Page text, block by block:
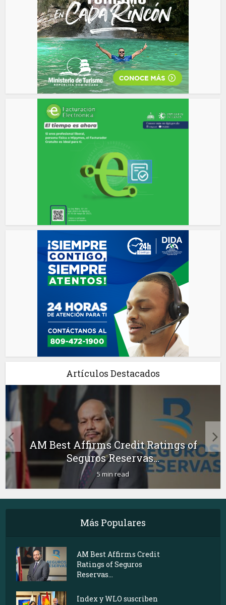
Artículos Destacados
AM Best Affirms Credit Ratings of
Seguros Reservas...
5 min read
Más Populares
AM Best Affirms Credit
Ratings of Seguros
Reservas...
Index y WLO suscriben